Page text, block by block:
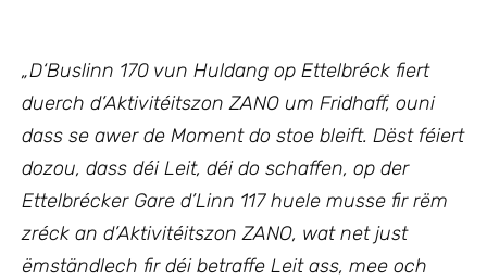
„D‘Buslinn 170 vun Huldang op Ettelbréck fiert
duerch d’Aktivitéitszon ZANO um Fridhaff, ouni
dass se awer de Moment do stoe bleift. Dëst féiert
dozou, dass déi Leit, déi do schaffen, op der
Ettelbrécker Gare d’Linn 117 huele musse fir rëm
zréck an d’Aktivitéitszon ZANO, wat net just
ëmständlech fir déi betraffe Leit ass, mee och